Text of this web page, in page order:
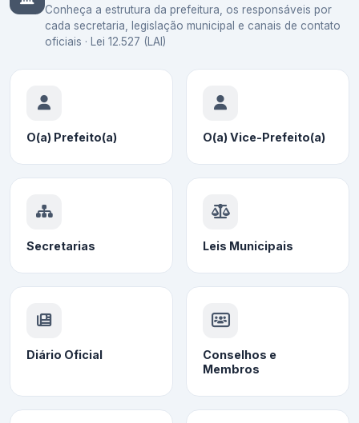
Conheça a estrutura da prefeitura, os responsáveis por
cada secretaria, legislação municipal e canais de contato
oficiais · Lei 12.527 (LAI)
O(a) Prefeito(a) O(a) Vice-Prefeito(a)
Secretarias Leis Municipais
Diário Oficial
Conselhos e
Membros